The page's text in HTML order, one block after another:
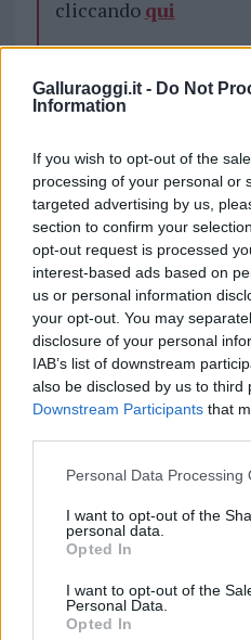
Galluraoggi.it - Do Not
Information
If you wish to opt-out of the
processing of your personal or
targeted advertising by us,
section to confirm your
opt-out request is processed
interest-based ads based on
us or personal information
your opt-out. You may
disclosure of your personal
IAB’s list of downstream
also be disclosed by us to third
Downstream Participants that
Please note that this website/
not limited to your visit or
grant or deny consent to
use your data for below
consent section.
Personal Data Processing
I want to opt-out of the
personal data.
Opted In
I want to opt-out of the
Personal Data.
Opted In
cliccando qui
TEMI: Strade Tempio
i tuoi
Su
345 356
Notizie in
Entra nel
Ricevi le